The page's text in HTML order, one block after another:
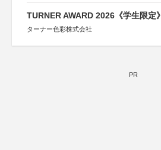
TURNER AWARD 2026《学生限定》
ターナー色彩株式会社
PR